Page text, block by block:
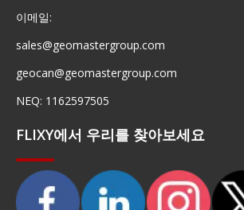
이메일:
sales@geomastergroup.com
geocan@geomastergroup.com
NEQ: 1162597505
FLIXY에서 우리를 찾아보세요